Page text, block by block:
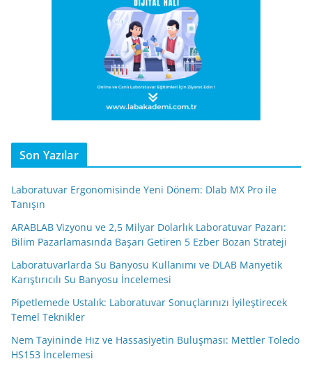
Son Yazılar
Laboratuvar Ergonomisinde Yeni Dönem: Dlab MX Pro ile
Tanışın
ARABLAB Vizyonu ve 2,5 Milyar Dolarlık Laboratuvar Pazarı:
Bilim Pazarlamasında Başarı Getiren 5 Ezber Bozan Strateji
Laboratuvarlarda Su Banyosu Kullanımı ve DLAB Manyetik
Karıştırıcılı Su Banyosu İncelemesi
Pipetlemede Ustalık: Laboratuvar Sonuçlarınızı İyileştirecek
Temel Teknikler
Nem Tayininde Hız ve Hassasiyetin Buluşması: Mettler Toledo
HS153 İncelemesi